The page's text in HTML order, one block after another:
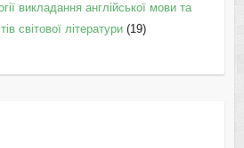
викладання англійської мови та
світової літератури(19)